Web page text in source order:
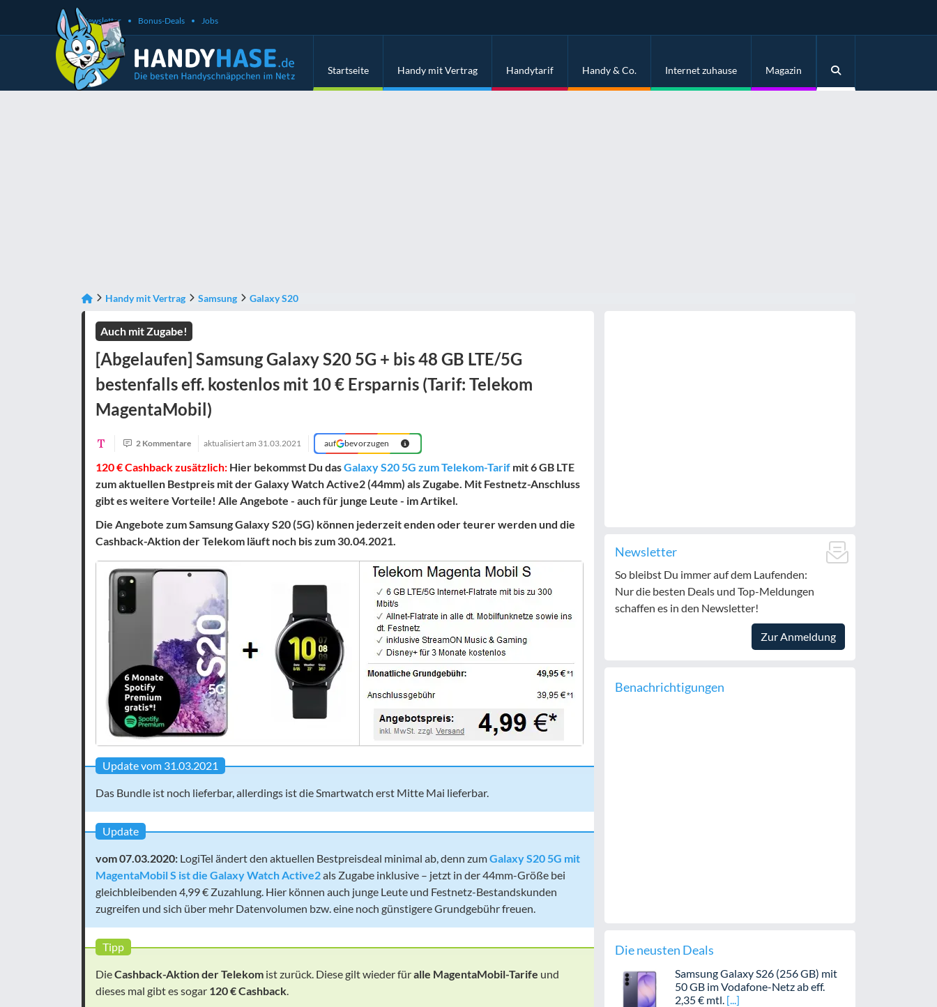
Newsletter Bonus-Deals Jobs
Startseite Handy mit Vertrag Handytarif Handy & Co. Internet zuhause Magazin
Handy mit Vertrag Samsung Galaxy S20
Auch mit Zugabe!
[Abgelaufen] Samsung Galaxy S20 5G + bis 48 GB LTE/5G
bestenfalls eff. kostenlos mit 10 € Ersparnis (Tarif: Telekom
MagentaMobil)
2 Kommentare aktualisiert am 31.03.2021 auf bevorzugen
120 € Cashback zusätzlich: Hier bekommst Du dasGalaxy S20 5G zum Telekom-Tarif mit 6 GB LTE
zum aktuellen Bestpreis mit der Galaxy Watch Active2 (44mm) als Zugabe. Mit Festnetz-Anschluss
gibt es weitere Vorteile! Alle Angebote - auch für junge Leute - im Artikel.
Die Angebote zum Samsung Galaxy S20 (5G) können jederzeit enden oder teurer werden und die
Cashback-Aktion der Telekom läuft noch bis zum 30.04.2021.
Update vom 31.03.2021
Das Bundle ist noch lieferbar, allerdings ist die Smartwatch erst Mitte Mai lieferbar.
Update
vom 07.03.2020: LogiTel ändert den aktuellen Bestpreisdeal minimal ab, denn zumGalaxy S20 5G mit
MagentaMobil S ist die Galaxy Watch Active2als Zugabe inklusive – jetzt in der 44mm-Größe bei
gleichbleibenden 4,99 € Zuzahlung. Hier können auch junge Leute und Festnetz-Bestandskunden
zugreifen und sich über mehr Datenvolumen bzw. eine noch günstigere Grundgebühr freuen.
Tipp
DieCashback-Aktion der Telekom ist zurück. Diese gilt wieder füralle MagentaMobil-Tarife und
dieses mal gibt es sogar 120 € Cashback.
Newsletter
So bleibst Du immer auf dem Laufenden:
Nur die besten Deals und Top-Meldungen
schaffen es in den Newsletter!
Zur Anmeldung
Benachrichtigungen
Die neusten Deals
Samsung Galaxy S26 (256 GB) mit
50 GB im Vodafone-Netz ab eff.
2,35 € mtl.